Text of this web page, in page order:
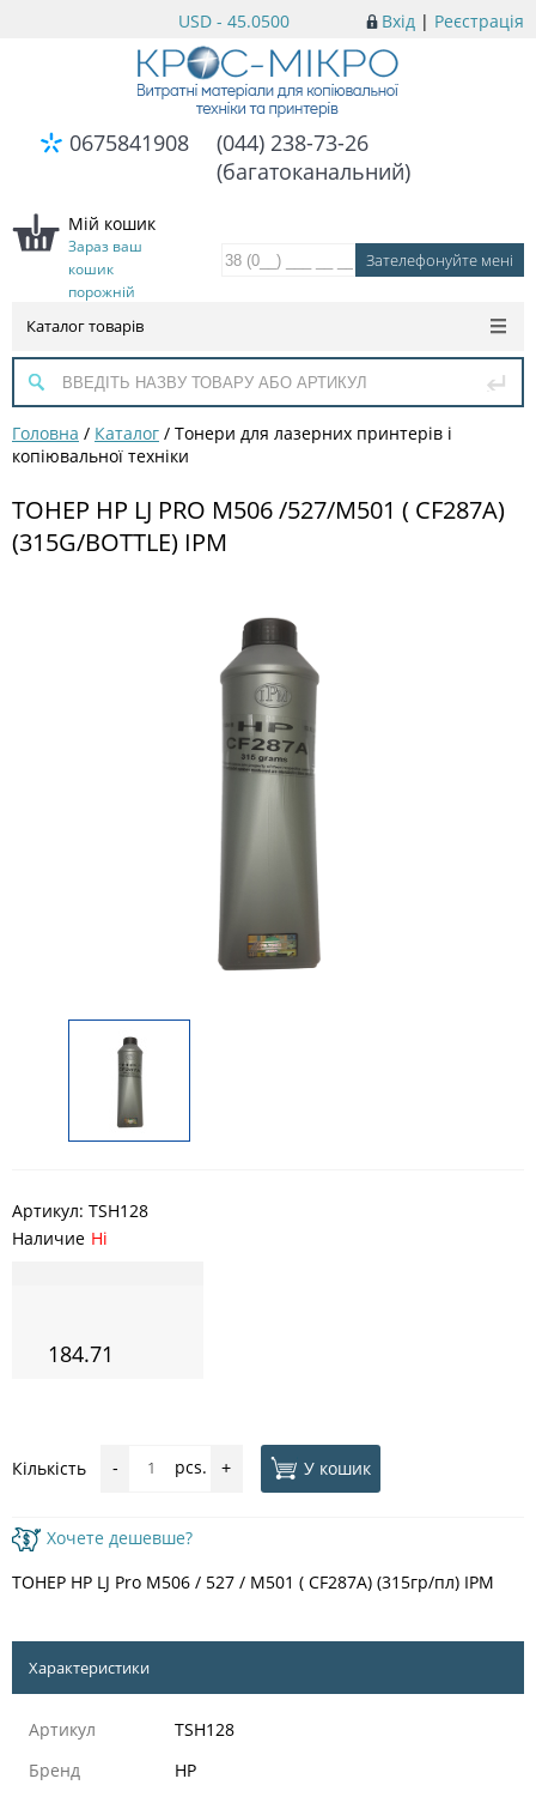
Вхід | Реєстрація
USD - 45.0500
0675841908
(044) 238-73-26
(багатоканальний)
Мій кошик
Зараз ваш
кошик
порожній
Каталог товарів
Головна / Каталог / Тонери для лазерних принтерів і
копіювальної техніки
ТОНЕР HP LJ PRO M506 /527/M501 ( CF287A)
(315G/BOTTLE) IPM
Артикул: TSH128
Наличие Ні
184.71
Кількість - pcs. + У кошик
Хочете дешевше?
ТОНЕР HP LJ Pro M506 / 527 / M501 ( CF287A) (315гр/пл) IPM
Характеристики
Артикул
TSH128
Бренд
HP